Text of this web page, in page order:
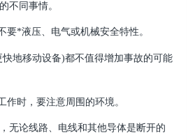
不同事情。
要*液压、电气或机械安全特性。
地移动设备)都不值得增加事故的可能
作时，要注意周围的环境。
无论线路、电线和其他导体是断开的